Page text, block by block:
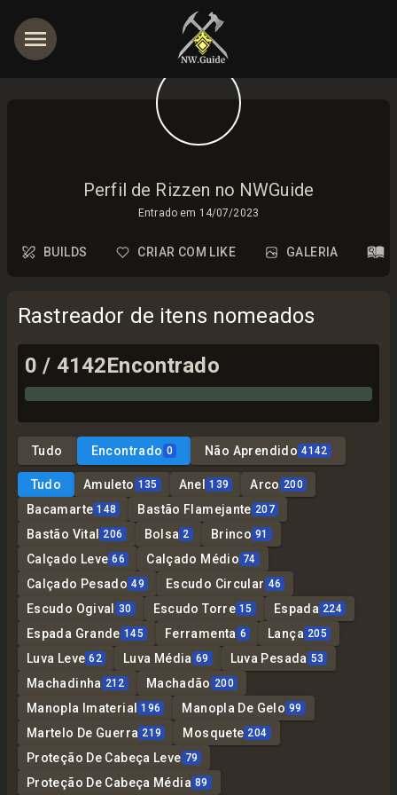
Perfil de Rizzen no NWGuide
Entrado em 14/07/2023
BUILDS CRIAR COM LIKE GALERIA
Rastreador de itens nomeados
0 / 4142Encontrado
Tudo Encontrado 0 Não Aprendido 4142
Tudo Amuleto 135 Anel 139 Arco 200
Bacamarte 148 Bastão Flamejante 207
Bastão Vital 206 Bolsa 2 Brinco 91
Calçado Leve 66 Calçado Médio 74
Calçado Pesado 49 Escudo Circular 46
Escudo Ogival 30 Escudo Torre 15 Espada 224
Espada Grande 145 Ferramenta 6 Lança 205
Luva Leve 62 Luva Média 69 Luva Pesada 53
Machadinha 212 Machadão 200
Manopla Imaterial 196 Manopla De Gelo 99
Martelo De Guerra 219 Mosquete 204
Proteção De Cabeça Leve 79
Proteção De Cabeça Média 89